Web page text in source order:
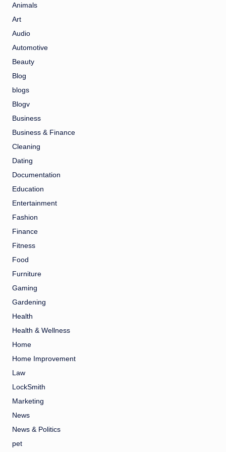
Animals
Art
Audio
Automotive
Beauty
Blog
blogs
Blogv
Business
Business & Finance
Cleaning
Dating
Documentation
Education
Entertainment
Fashion
Finance
Fitness
Food
Furniture
Gaming
Gardening
Health
Health & Wellness
Home
Home Improvement
Law
LockSmith
Marketing
News
News & Politics
pet